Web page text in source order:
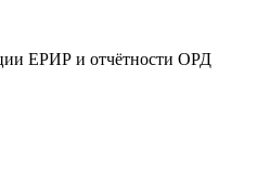
ЕРИР и отчётности ОРД